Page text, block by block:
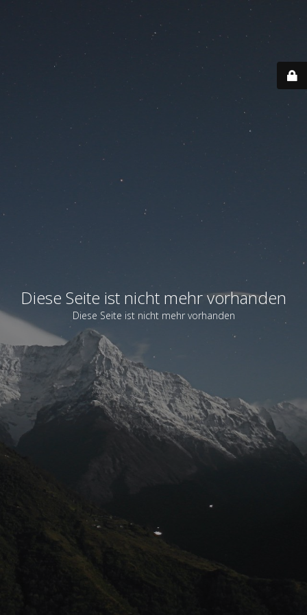
Diese Seite ist nicht mehr vorhanden
Diese Seite ist nicht mehr vorhanden